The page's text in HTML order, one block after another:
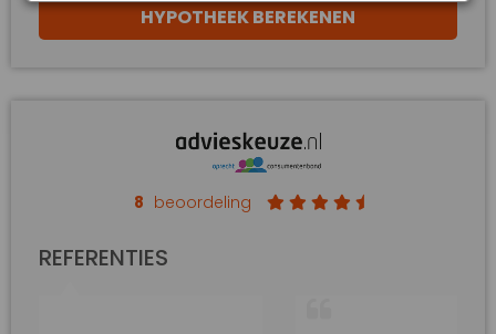
HYPOTHEEK BEREKENEN
8 beoordeling
REFERENTIES